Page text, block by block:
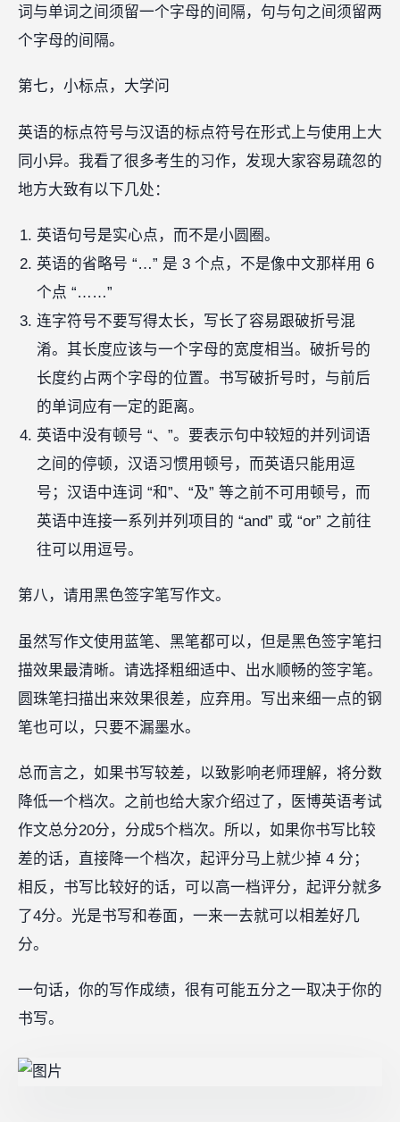
词与单词之间须留一个字母的间隔，句与句之间须留两
个字母的间隔。
第七，小标点，大学问
英语的标点符号与汉语的标点符号在形式上与使用上大
同小异。我看了很多考生的习作，发现大家容易疏忽的
地方大致有以下几处：
英语句号是实心点，而不是小圆圈。
英语的省略号 “…” 是 3 个点，不是像中文那样用 6
个点 “……”
连字符号不要写得太长，写长了容易跟破折号混
淆。其长度应该与一个字母的宽度相当。破折号的
长度约占两个字母的位置。书写破折号时，与前后
的单词应有一定的距离。
英语中没有顿号 “、”。要表示句中较短的并列词语
之间的停顿，汉语习惯用顿号，而英语只能用逗
号；汉语中连词 “和”、“及” 等之前不可用顿号，而
英语中连接一系列并列项目的 “and” 或 “or” 之前往
往可以用逗号。
第八，请用黑色签字笔写作文。
虽然写作文使用蓝笔、黑笔都可以，但是黑色签字笔扫
描效果最清晰。请选择粗细适中、出水顺畅的签字笔。
圆珠笔扫描出来效果很差，应弃用。写出来细一点的钢
笔也可以，只要不漏墨水。
总而言之，如果书写较差，以致影响老师理解，将分数
降低一个档次。之前也给大家介绍过了，医博英语考试
作文总分20分，分成5个档次。所以，如果你书写比较
差的话，直接降一个档次，起评分马上就少掉 4 分；
相反，书写比较好的话，可以高一档评分，起评分就多
了4分。光是书写和卷面，一来一去就可以相差好几
分。
一句话，你的写作成绩，很有可能五分之一取决于你的
书写。